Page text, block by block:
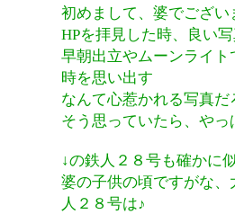
初めまして、婆でござい
HPを拝見した時、良い
早朝出立やムーンライト
時を思い出す
なんて心惹かれる写真だ
そう思っていたら、やっ
↓の鉄人２８号も確かに
婆の子供の頃ですがな、
人２８号は♪